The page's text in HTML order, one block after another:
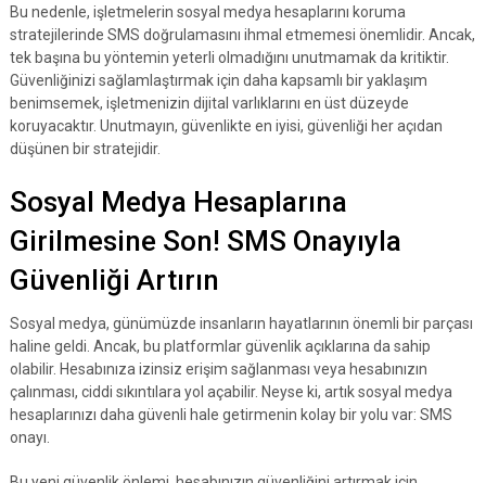
Bu nedenle, işletmelerin sosyal medya hesaplarını koruma
stratejilerinde SMS doğrulamasını ihmal etmemesi önemlidir. Ancak,
tek başına bu yöntemin yeterli olmadığını unutmamak da kritiktir.
Güvenliğinizi sağlamlaştırmak için daha kapsamlı bir yaklaşım
benimsemek, işletmenizin dijital varlıklarını en üst düzeyde
koruyacaktır. Unutmayın, güvenlikte en iyisi, güvenliği her açıdan
düşünen bir stratejidir.
Sosyal Medya Hesaplarına
Girilmesine Son! SMS Onayıyla
Güvenliği Artırın
Sosyal medya, günümüzde insanların hayatlarının önemli bir parçası
haline geldi. Ancak, bu platformlar güvenlik açıklarına da sahip
olabilir. Hesabınıza izinsiz erişim sağlanması veya hesabınızın
çalınması, ciddi sıkıntılara yol açabilir. Neyse ki, artık sosyal medya
hesaplarınızı daha güvenli hale getirmenin kolay bir yolu var: SMS
onayı.